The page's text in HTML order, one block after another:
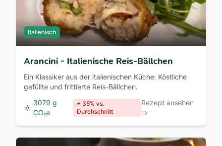
Italienisch
Arancini - Italienische Reis-Bällchen
Ein Klassiker aus der italienischen Küche: Köstliche
gefüllte und frittierte Reis-Bällchen.
3079 g
CO₂e
+ 35% vs.
Durchschnitt
Rezept ansehen
→